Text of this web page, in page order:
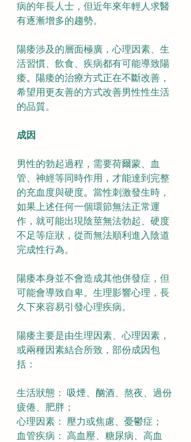
病的年長人士，但近年來年輕人求醫
有逐漸增多的趨勢。
陽痿涉及的層面極廣，心理因素、生
活習慣、飲食、疾病都有可能導致陽
痿。 陽痿的治療方式正在不斷改善，
希望用更友善的方式改善男性性生活
的品質。
成因
男性的勃起過程，需要荷爾蒙、血
管、神經等同時作用，才能達到完整
的充血度與硬度。 當性刺激發生時，
如果上述任何一個環節無法正常運
作，就可能出現陰莖無法勃起、硬度
不足等症狀，從而無法順利進入陰道
完成性行為。
陽痿本身並不會造成其他併發症，但
可能會導致自卑。生理影響心理，長
久下來容易引發心理疾病。
陽痿主要是由生理因素、心理因素，
或兩種因素結合所致，部份成因包
括：
生活狀態： 吸煙、酗酒、熬夜、過份
疲倦、肥胖；
心理因素： 壓力或焦慮、憂鬱症；
血管疾病： 高血壓、糖尿病、高血